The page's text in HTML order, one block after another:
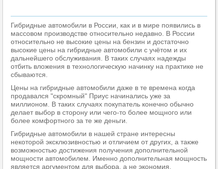
Гибридные автомобили в России, как и в мире появились в
массовом производстве относительно недавно. В России
относительно не высокие цены на бензин и достаточно
высокие цены на гибридные автомобили с учётом и их
дальнейшего обслуживания. В таких случаях надежды
отбить вложения в технологическую начинку на практике не
сбываются.
Цены на гибридные автомобили даже в те времена когда
продавался "скромный" Приус начинались уже за
миллионом. В таких случаях покупатель конечно обычно
делает выбор в сторону или чего-то более мощного или
более комфортного за те же деньги.
Гибридные автомобили в нашей стране интересны
некоторой эксклюзивностью и отличием от других, а также
возможностью достижения получения дополнительной
мощности автомобилем. Именно дополнительная мощность
является аргументом для выбора, а не экономия.